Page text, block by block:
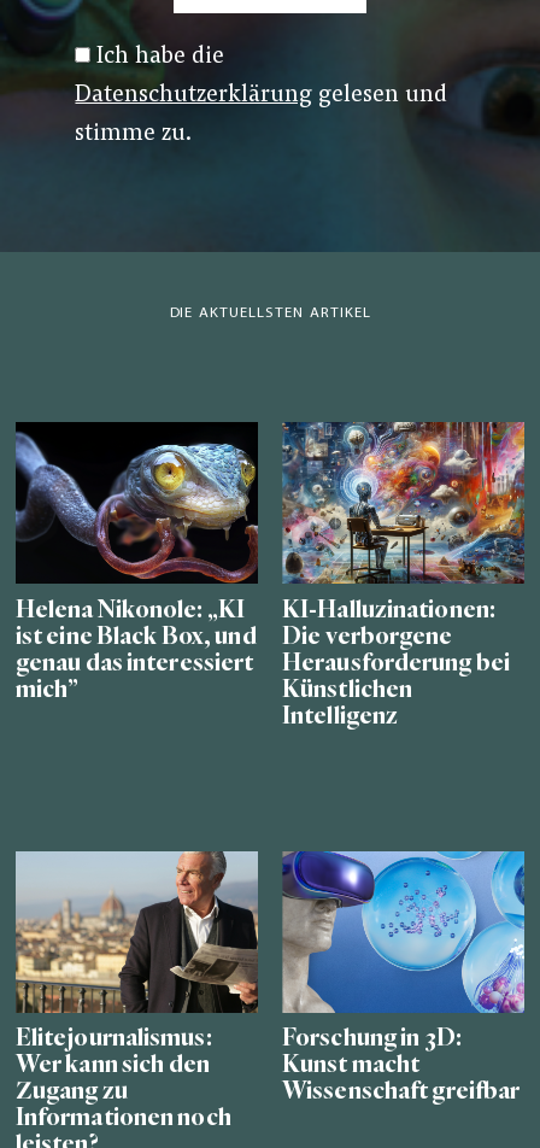
Ich habe die
Datenschutzerklärung gelesen und
stimme zu.
DIE AKTUELLSTEN ARTIKEL
Helena Nikonole: „KI
ist eine Black Box, und
genau das interessiert
mich”
KI-Halluzinationen:
Die verborgene
Herausforderung bei
Künstlichen
Intelligenz
Elitejournalismus:
Wer kann sich den
Zugang zu
Informationen noch
Forschung in 3D:
Kunst macht
Wissenschaft greifbar